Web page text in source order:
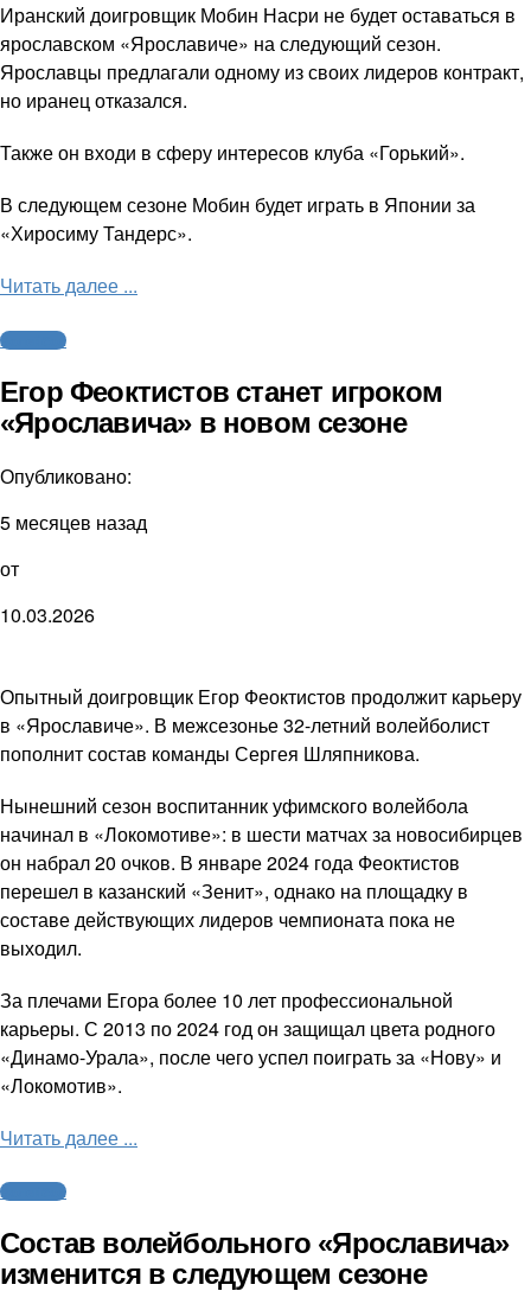
Иранский доигровщик Мобин Насри не будет оставаться в
ярославском «Ярославиче» на следующий сезон.
Ярославцы предлагали одному из своих лидеров контракт,
но иранец отказался.
Также он входи в сферу интересов клуба «Горький».
В следующем сезоне Мобин будет играть в Японии за
«Хиросиму Тандерс».
Читать далее ...
Волейбол
Егор Феоктистов станет игроком
«Ярославича» в новом сезоне
Опубликовано:
5 месяцев назад
от
10.03.2026
Опытный доигровщик Егор Феоктистов продолжит карьеру
в «Ярославиче». В межсезонье 32-летний волейболист
пополнит состав команды Сергея Шляпникова.
Нынешний сезон воспитанник уфимского волейбола
начинал в «Локомотиве»: в шести матчах за новосибирцев
он набрал 20 очков. В январе 2024 года Феоктистов
перешел в казанский «Зенит», однако на площадку в
составе действующих лидеров чемпионата пока не
выходил.
За плечами Егора более 10 лет профессиональной
карьеры. С 2013 по 2024 год он защищал цвета родного
«Динамо-Урала», после чего успел поиграть за «Нову» и
«Локомотив».
Читать далее ...
Волейбол
Состав волейбольного «Ярославича»
изменится в следующем сезоне